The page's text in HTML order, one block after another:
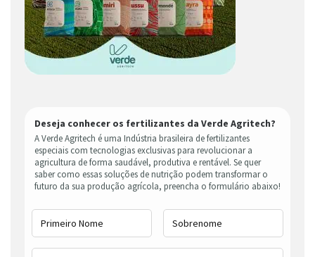
Deseja conhecer os fertilizantes da Verde Agritech?
A Verde Agritech é uma Indústria brasileira de fertilizantes
especiais com tecnologias exclusivas para revolucionar a
agricultura de forma saudável, produtiva e rentável. Se quer
saber como essas soluções de nutrição podem transformar o
futuro da sua produção agrícola, preencha o formulário abaixo!